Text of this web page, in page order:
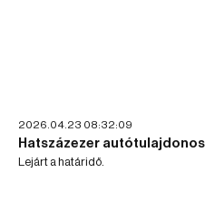
2026.04.23 08:32:09
Hatszázezer
Lejárt a határidő.